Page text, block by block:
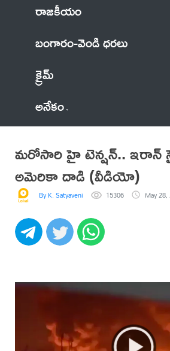
రాజకీయం
బంగారం-వెండి ధరలు
క్రైమ్
అనేకం
మరోసారి హై టెన్షన్.. ఇరాన్
అమెరికా దాడి (వీడియో)
By K. Satyaveni 15306 May